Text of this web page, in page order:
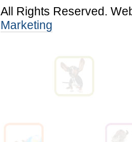
All Rights Reserved.
Marketing